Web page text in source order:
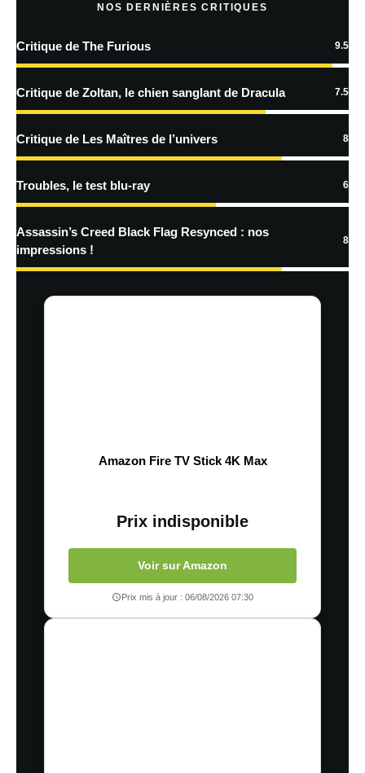
En savoir
traitées
NOS DERNIÈRES CRITIQUES
Critique de The Furious 9.5
Critique de Zoltan, le chien sanglant de Dracula 7.5
Critique de Les Maîtres de l’univers 8
Troubles, le test blu-ray 6
Assassin’s Creed Black Flag Resynced : nos
impressions !
8
Amazon Fire TV Stick 4K Max
Prix indisponible
Voir sur Amazon
Prix mis à jour : 06/08/2026 07:30